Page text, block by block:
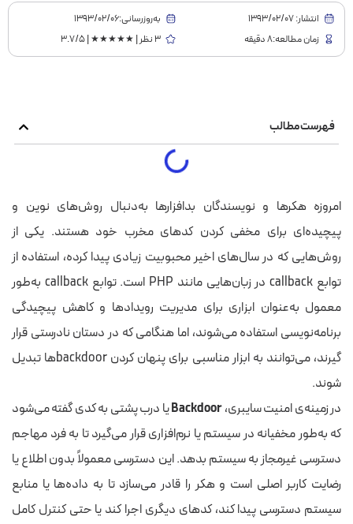
انتشار:1393/02/07
به‌روز‌رسانی:۱۳۹۳/۰۲/۰۶
زمان مطالعه:8 دقیقه
3 نظر | ★★★★★ | 3.7/5
فهرست مطالب
امروزه هکرها و نویسندگان بدافزارها به‌دنبال روش‌های نوین و
پیچیده‌ای برای مخفی کردن کدهای مخرب خود هستند. یکی از
روش‌هایی که در سال‌های اخیر محبوبیت زیادی پیدا کرده، استفاده از
توابع callback در زبان‌هایی مانند PHP است. توابع callback به‌طور
معمول به‌عنوان ابزاری برای مدیریت رویدادها و کاهش پیچیدگی
برنامه‌نویسی استفاده می‌شوند، اما هنگامی که در دستان نادرستی قرار
گیرند، می‌توانند به ابزار مناسبی برای پنهان کردن backdoorها تبدیل
شوند.
در زمینه‌ی امنیت سایبری،Backdoorیا درب پشتی به کدی گفته می‌شود
که به‌طور مخفیانه در سیستم یا نرم‌افزاری قرار می‌گیرد تا به فرد مهاجم
دسترسی غیرمجاز به سیستم بدهد. این دسترسی معمولاً بدون اطلاع یا
رضایت کاربر اصلی است و هکر را قادر می‌سازد تا به داده‌ها یا منابع
سیستم دسترسی پیدا کند، کدهای دیگری اجرا کند یا حتی کنترل کامل